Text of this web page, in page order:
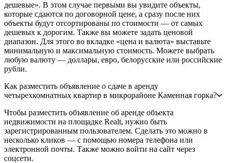
дешевые». В этом случае первыми вы увидите объекты,
которые сдаются по договорной цене, а сразу после них
объекты будут отсортированы по стоимости — от самых
дешевых к дорогим. Также вы можете задать ценовой
диапазон. Для этого во вкладке «цена и валюта» выставьте
минимальную и максимальную стоимость. Можете выбрать
любую валюту — доллары, евро, белорусские или российские
рубли.
Как разместить объявление о сдаче в аренду
четырехкомнатных квартир в микрорайоне Каменная горка?
Чтобы разместить объявление об аренде объекта
недвижимости на площадке Realt, нужно быть
зарегистрированным пользователем. Сделать это можно в
несколько кликов — с помощью номера телефона или
электронной почты. Также можно войти на сайт через
соцсети.